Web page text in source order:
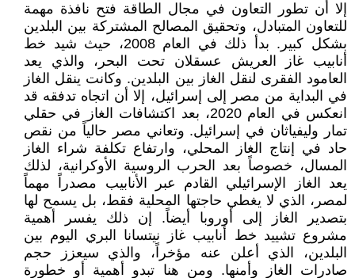
إلا أن تطور التعاون في مجال الطاقة فتح نافذة مهمة
للتعاون المتبادل، وتحقيق المصالح المشتركة بين البلدين
بشكل كبير. بدأ ذلك في العام 2008، حيث شيد خط
أنابيب غاز العريش عسقلان تحت البحر، والذي يعد
العامود الفقرى لنقل الغاز بين البلدين. وكانت ينقل الغاز
في البداية من مصر إلى إسرائيل، إلا أن اتجاه تدفقه قد
انعكس في العام 2020، بعد اكتشافات الغاز في حقلي
تمار وليفياثان في إسرائيل. وتعاني مصر حالياً من نقص
حاد في إنتاج الغاز المحلي، وارتفاع تكلفة شراء الغاز
المسال، خصوصاً بعد الحرب الروسية الأوكرانية، لذلك
يعد الغاز الإسرائيلي القادم عبر الأنابيب مصدراً مهماً
لمصر، الذي لا يغطي حاجتها المحلية فقط، بل يسمح لها
بتصدير الغاز إلى أوروبا أيضاً. إن ذلك يفسر أهمية
مشروع تشييد خط أنابيب غاز نيتسانا البري اليوم بين
البلدين، الذي أعلن عنه مؤخراً، والذي سيعزز حجم
صادرات الغاز وأمنها. ومن هنا تبدو أهمية أو خطورة